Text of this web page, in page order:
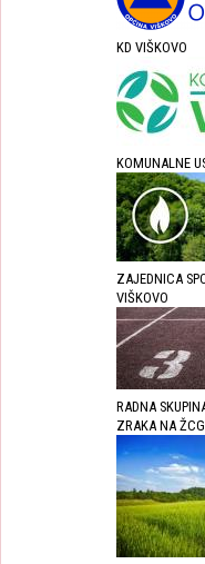
KD VIŠKOVO
KOMUNALNE
ZAJEDNICA
VIŠKOVO
RADNA
ZRAKA NA